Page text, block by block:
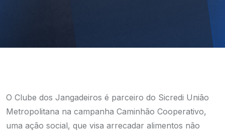
O Clube dos Jangadeiros é parceiro do Sicredi União
Metropolitana na campanha Caminhão Cooperativo,
uma ação social, que visa arrecadar alimentos não